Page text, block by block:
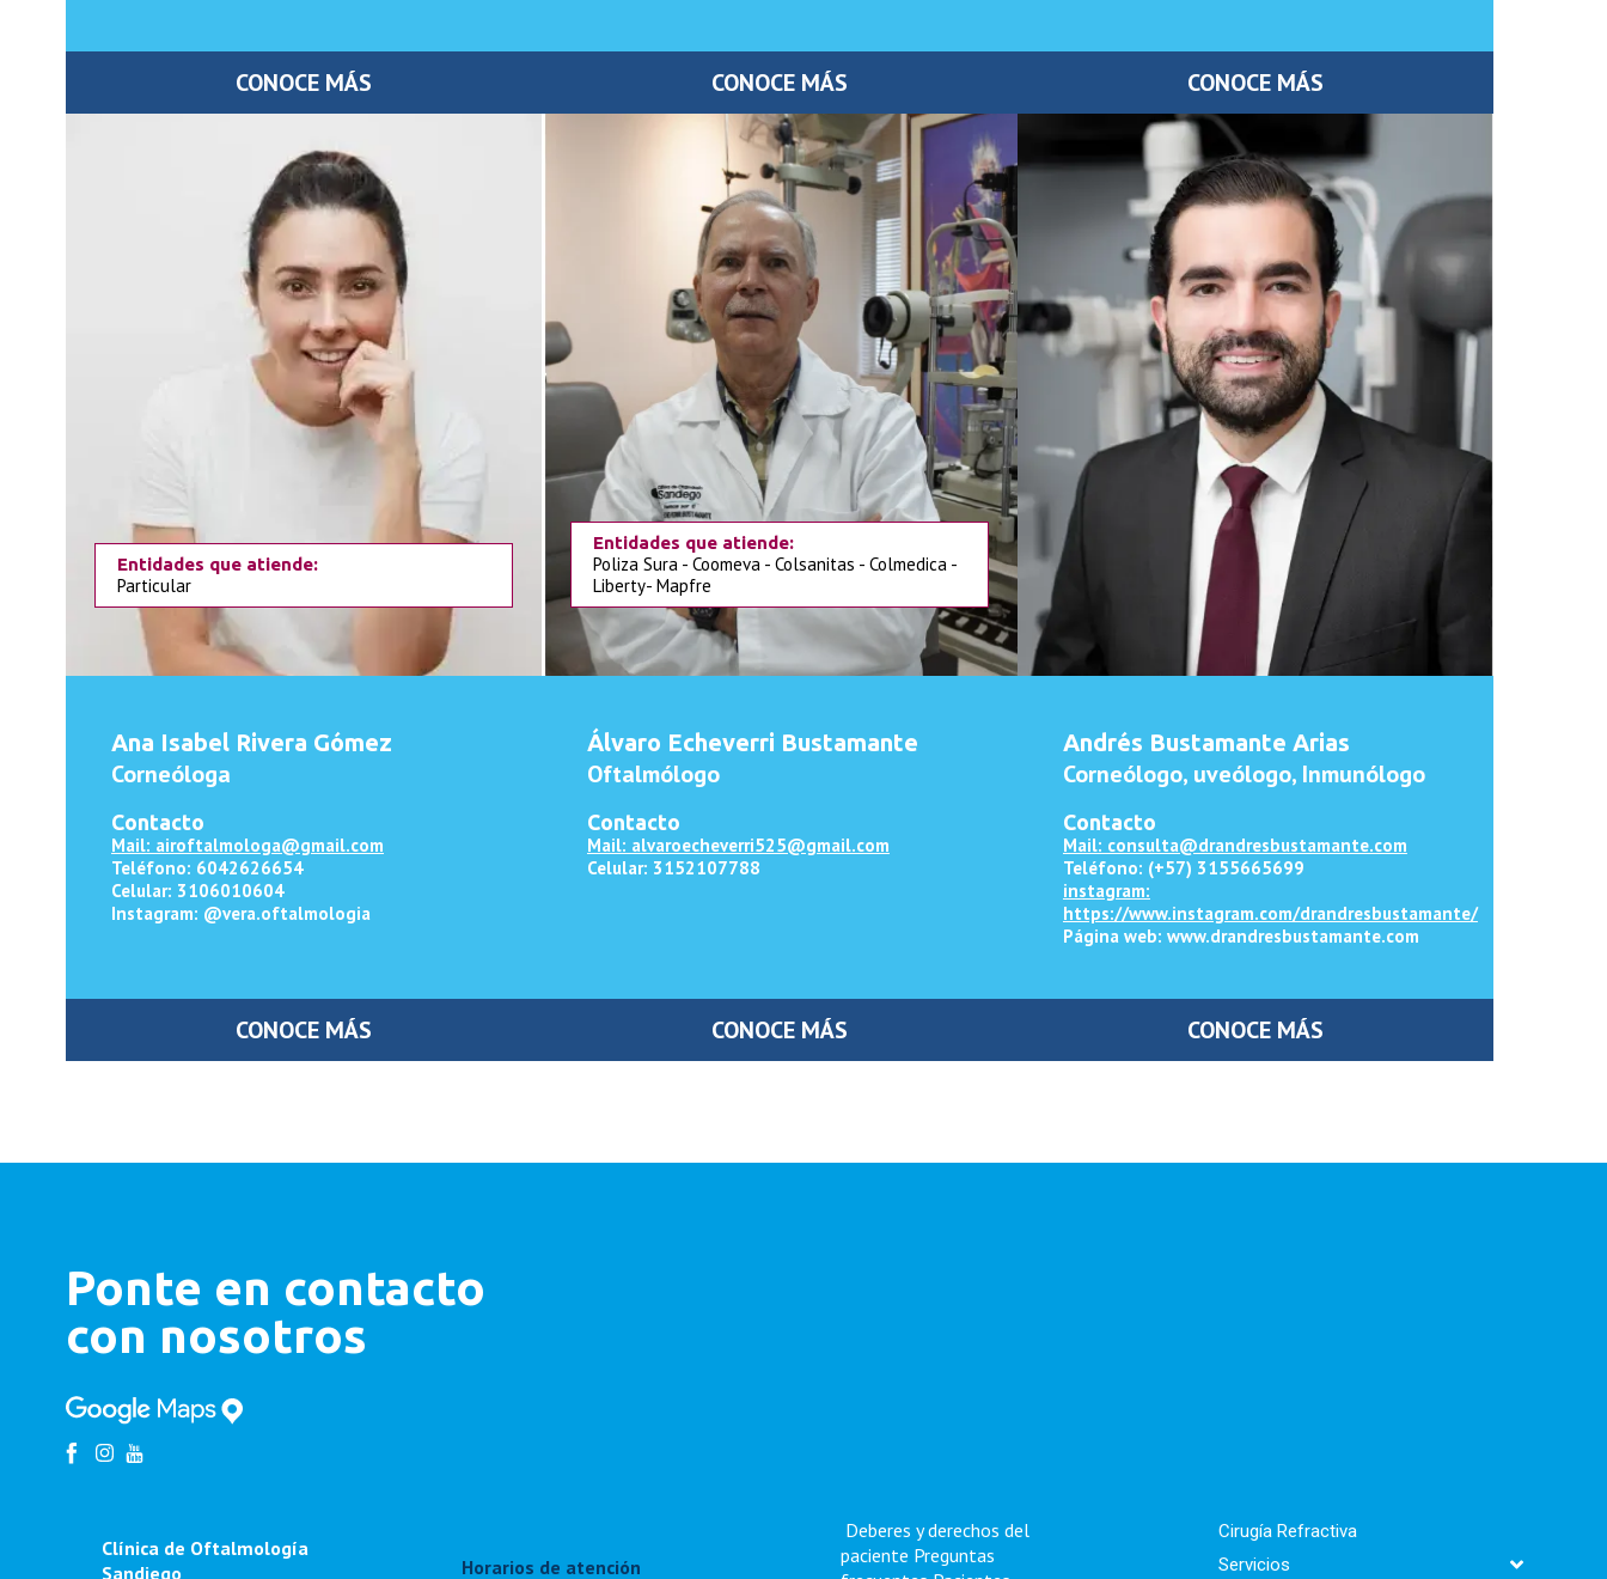
CONOCE MÁS CONOCE MÁS CONOCE MÁS
Entidades que atiende:
Particular
Ana Isabel Rivera Gómez
Corneóloga
Contacto
Mail: airoftalmologa@gmail.com
Teléfono: 6042626654
Celular: 3106010604
Instagram: @vera.oftalmologia
CONOCE MÁS
Entidades que atiende:
Poliza Sura - Coomeva - Colsanitas - Colmedica -
Liberty- Mapfre
Álvaro Echeverri Bustamante
Oftalmólogo
Contacto
Mail: alvaroecheverri525@gmail.com
Celular: 3152107788
CONOCE MÁS
Andrés Bustamante Arias
Corneólogo, uveólogo, Inmunólogo
Contacto
Mail: consulta@drandresbustamante.com
Teléfono: (+57) 3155665699
instagram:
https://www.instagram.com/drandresbustamante/
Página web: www.drandresbustamante.com
CONOCE MÁS
Ponte en contacto
con nosotros
Clínica de Oftalmología
Sandiego
Horarios de atención
Deberes y derechos del
paciente Preguntas
Cirugía Refractiva
Servicios